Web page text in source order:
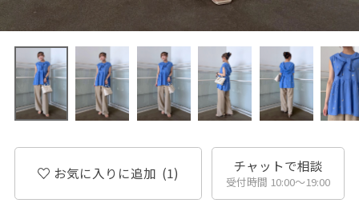
お気に入りに追加 (1) チャットで相談
受付時間 10:00〜19:00